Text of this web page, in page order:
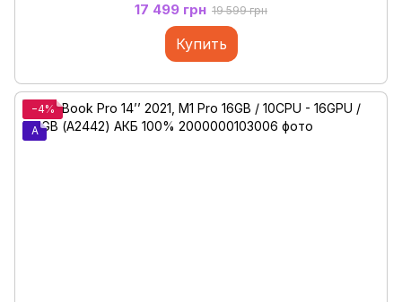
17 499 грн 19 599 грн
Купить
−4%
A